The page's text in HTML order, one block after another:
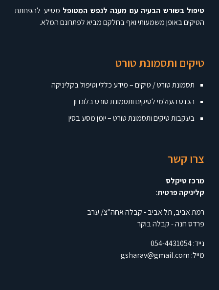
טיפול בשורש הבעיה עם מענה לנפש המטופל מסייע להפחתת
הטיקים באופן משמעותי ואף בחלקם מביא לפתרונם המלא.
טיקים ותסמונת טורט
תסמונת טורט / טיקים – מידע כללי וטיפול בקליניקה
הכנס העולמי לטיקים ותסמונת טורט בלונדון
בעקבות טיקים ותסמונת טורט – יומן מסע בסין
צרו קשר
מרכז טיקלס
קליניקה פרטית:
רמת אביב, תל אביב - קבלה אחה"צ/ ערב
פרדס חנה - קבלה בוקר
נייד:054-4431054
מייל: gsharav@gmail.com